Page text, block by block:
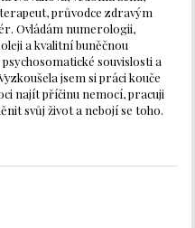
průvodce zdravým
Ovládám numerologii,
a kvalitní buněčnou
souvislosti a
jsem si práci kouče
najít příčinu nemocí, pracuji
svůj život a nebojí se toho.